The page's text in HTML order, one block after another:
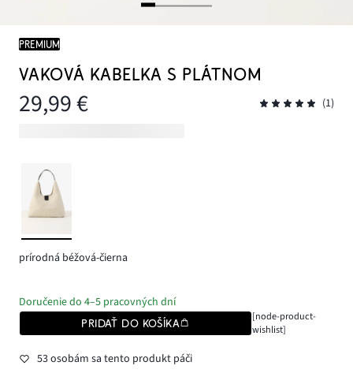
PREMIUM
VAKOVÁ KABELKA S PLÁTNOM
29,99 € (1)
prírodná béžová-čierna
Doručenie do 4–5 pracovných dní
PRIDAŤ DO KOŠÍKA
[node-product-
wishlist]
53 osobám sa tento produkt páči